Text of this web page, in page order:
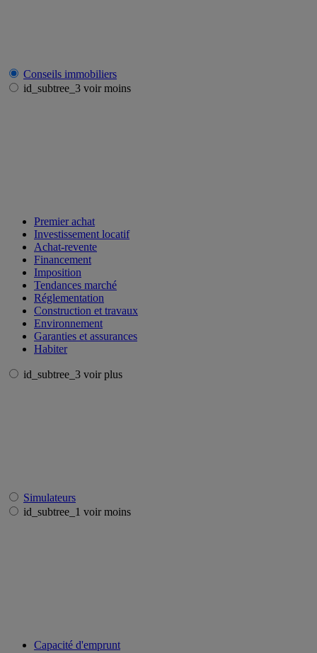
Conseils immobiliers
id_subtree_3 voir moins
Premier achat
Investissement locatif
Achat-revente
Financement
Imposition
Tendances marché
Réglementation
Construction et travaux
Environnement
Garanties et assurances
Habiter
id_subtree_3 voir plus
Simulateurs
id_subtree_1 voir moins
Capacité d'emprunt